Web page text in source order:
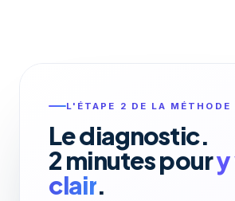
L'ÉTAPE 2 DE LA MÉTHODE
Le diagnostic.
2 minutes pour
clair.